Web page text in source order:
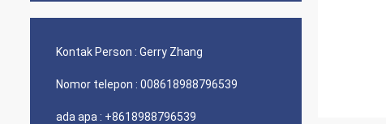
Kontak Person : Gerry Zhang
Nomor telepon : 008618988796539
ada apa : +8618988796539